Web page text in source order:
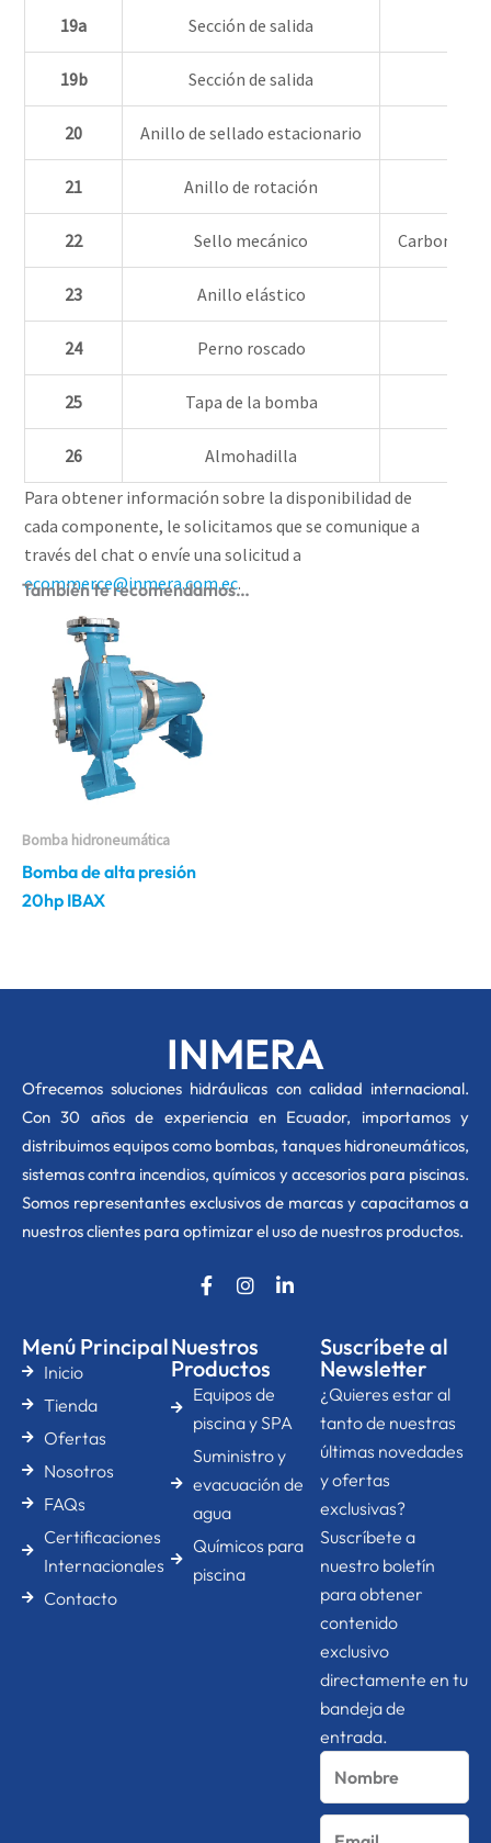
19a Sección de salida
19b Sección de salida
20 Anillo de sellado estacionario
21 Anillo de rotación
22 Sello mecánico Carbono/
23 Anillo elástico
24 Perno roscado
25 Tapa de la bomba
26
Almohadilla
Para obtener información sobre la disponibilidad de
cada componente, le solicitamos que se comunique a
través del chat o envíe una solicitud a
ecommerce@inmera.com.ec.
También te recomendamos…
Bomba hidroneumática
Bomba de alta presión
20hp IBAX
INMERA
Ofrecemos soluciones hidráulicas con calidad internacional.
Con 30 años de experiencia en Ecuador, importamos y
distribuimos equipos como bombas, tanques hidroneumáticos,
sistemas contra incendios, químicos y accesorios para piscinas.
Somos representantes exclusivos de marcas y capacitamos a
nuestros clientes para optimizar el uso de nuestros productos.
F
a
e
b
o
o
k
f
I
n
t
a
g
r
a
m
L
n
i
n
Menú Principal
Inicio
Tienda
Ofertas
Nosotros
FAQs
Certificaciones
Internacionales
Contacto
Nuestros
Productos
Equipos de
piscina y SPA
Suministro y
evacuación de
agua
Químicos para
piscina
Suscríbete al
Newsletter
¿Quieres estar al
tanto de nuestras
últimas novedades
y ofertas
exclusivas?
Suscríbete a
nuestro boletín
para obtener
contenido
exclusivo
directamente en tu
bandeja de
entrada.